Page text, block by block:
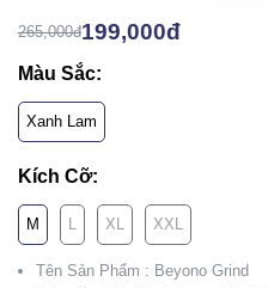
265,000đ199,000đ
Màu Sắc:
Xanh Lam
Kích Cỡ:
M L XL XXL
Tên Sản Phẩm : Beyono Grind